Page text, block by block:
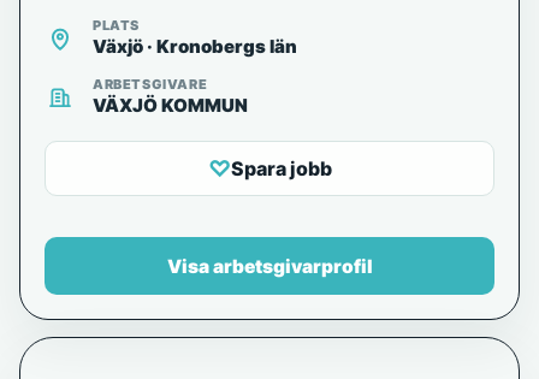
PLATS
Växjö · Kronobergs län
ARBETSGIVARE
VÄXJÖ KOMMUN
♡Spara jobb
Visa arbetsgivarprofil